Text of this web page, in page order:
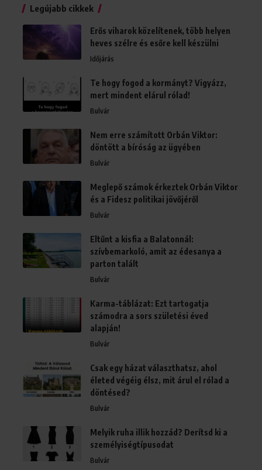
Legújabb cikkek
Erős viharok közelítenek, több helyen
heves szélre és esőre kell készülni
Időjárás
Te hogy fogod a kormányt? Vigyázz,
mert mindent elárul rólad!
Bulvár
Nem erre számított Orbán Viktor:
döntött a bíróság az ügyében
Bulvár
Meglepő számok érkeztek Orbán Viktor
és a Fidesz politikai jövőjéről
Bulvár
Eltűnt a kisfia a Balatonnál:
szívbemarkoló, amit az édesanya a
parton talált
Bulvár
Karma-táblázat: Ezt tartogatja
számodra a sors születési éved
alapján!
Bulvár
Csak egy házat választhatsz, ahol
életed végéig élsz, mit árul el rólad a
döntésed?
Bulvár
Melyik ruha illik hozzád? Derítsd ki a
személyiségtípusodat
Bulvár